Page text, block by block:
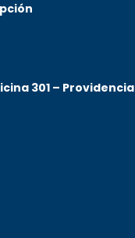
301 – Providencia